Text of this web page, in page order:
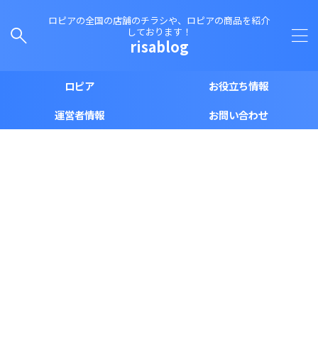
ロピアの全国の店舗のチラシや、ロピアの商品を紹介
しております！
risablog
ロピア
お役立ち情報
運営者情報
お問い合わせ